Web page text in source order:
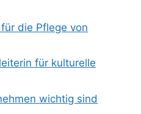
die Pflege von
für kulturelle
wichtig sind